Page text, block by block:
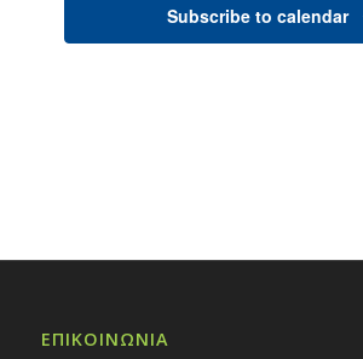
Subscribe to calendar
ΕΠΙΚΟΙΝΩΝΙΑ